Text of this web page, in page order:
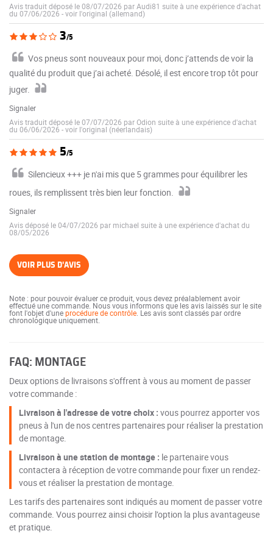
Avis traduit déposé le 08/07/2026 par Audi81 suite à une expérience d'achat
du 07/06/2026 -voir l'original (allemand)
3/5
Vos pneus sont nouveaux pour moi, donc j’attends de voir la
qualité du produit que j’ai acheté. Désolé, il est encore trop tôt pour
juger.
Signaler
Avis traduit déposé le 07/07/2026 par Odion suite à une expérience d'achat
du 06/06/2026 -voir l'original (néerlandais)
5/5
Silencieux +++ je n'ai mis que 5 grammes pour équilibrer les
roues, ils remplissent très bien leur fonction.
Signaler
Avis déposé le 04/07/2026 par michael suite à une expérience d'achat du
08/05/2026
VOIR PLUS D'AVIS
Note : pour pouvoir évaluer ce produit, vous devez préalablement avoir
effectué une commande. Nous vous informons que les avis laissés sur le site
font l'objet d'uneprocédure de contrôle . Les avis sont classés par ordre
chronologique uniquement.
FAQ: MONTAGE
Deux options de livraisons s'offrent à vous au moment de passer
votre commande :
Livraison à l'adresse de votre choix : vous pourrez apporter vos
pneus à l'un de nos centres partenaires pour réaliser la prestation
de montage.
Livraison à une station de montage : le partenaire vous
contactera à réception de votre commande pour fixer un rendez-
vous et réaliser la prestation de montage.
Les tarifs des partenaires sont indiqués au moment de passer votre
commande. Vous pourrez ainsi choisir l’option la plus avantageuse
et pratique.